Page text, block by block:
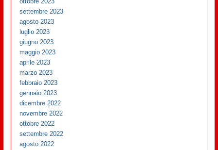
settembre 2023
agosto 2023
luglio 2023
giugno 2023
maggio 2023
aprile 2023
marzo 2023
febbraio 2023
gennaio 2023
dicembre 2022
novembre 2022
ottobre 2022
settembre 2022
agosto 2022